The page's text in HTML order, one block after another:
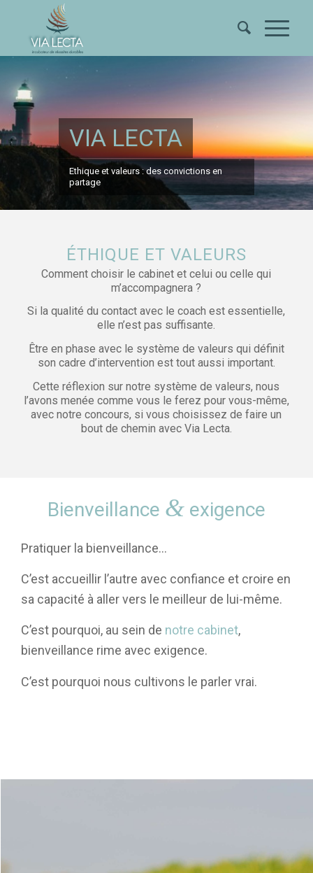
VIA LECTA
Ethique et valeurs : des convictions en
partage
ÉTHIQUE ET VALEURS
Comment choisir le cabinet et celui ou celle qui
m’accompagnera ?
Si la qualité du contact avec le coach est essentielle,
elle n’est pas suffisante.
Être en phase avec le système de valeurs qui définit
son cadre d’intervention est tout aussi important.
Cette réflexion sur notre système de valeurs, nous
l’avons menée comme vous le ferez pour vous-même,
avec notre concours, si vous choisissez de faire un
bout de chemin avec Via Lecta.
Bienveillance & exigence
Pratiquer la bienveillance…
C’est accueillir l’autre avec confiance et croire en
sa capacité à aller vers le meilleur de lui-même.
C’est pourquoi, au sein de notre cabinet,
bienveillance rime avec exigence.
C’est pourquoi nous cultivons le parler vrai.